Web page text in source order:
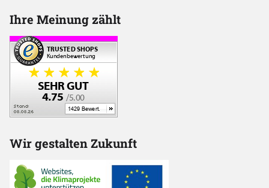
Ihre Meinung zählt
Wir gestalten Zukunft